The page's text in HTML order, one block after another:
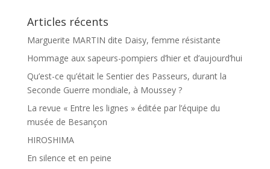
Articles récents
Marguerite MARTIN dite Daisy, femme résistante
Hommage aux sapeurs-pompiers d’hier et d’aujourd’hui
Qu’est-ce qu’était le Sentier des Passeurs, durant la
Seconde Guerre mondiale, à Moussey ?
La revue « Entre les lignes » éditée par l’équipe du
musée de Besançon
HIROSHIMA
En silence et en peine